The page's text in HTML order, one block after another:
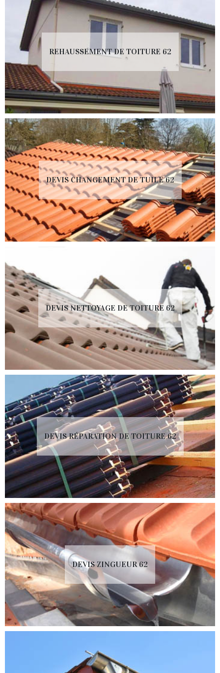
REHAUSSEMENT DE TOITURE 62
DEVIS CHANGEMENT DE TUILE 62
DEVIS NETTOYAGE DE TOITURE 62
DEVIS RÉPARATION DE TOITURE 62
DEVIS ZINGUEUR 62